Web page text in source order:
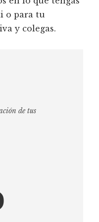
o para tu
y colegas.
de tus